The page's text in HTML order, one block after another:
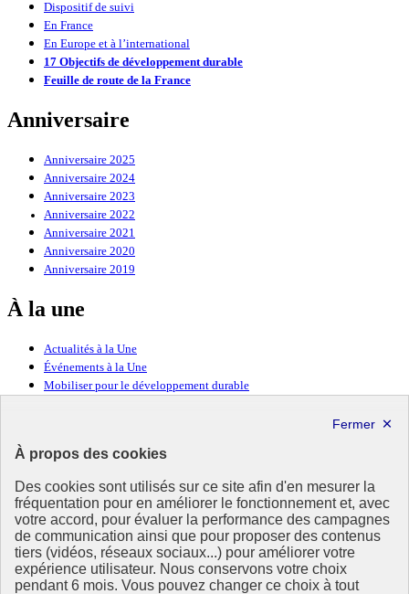
À propos des cookies
Des cookies sont utilisés sur ce site afin d'en mesurer la
fréquentation pour en améliorer le fonctionnement et, avec
votre accord, pour évaluer la performance des campagnes
de communication ainsi que pour proposer des contenus
tiers (vidéos, réseaux sociaux...) pour améliorer votre
expérience utilisateur. Nous conservons votre choix
pendant 6 mois. Vous pouvez changer ce choix à tout
Dispositif de suivi
En France
En Europe et à l’international
17 Objectifs de développement durable
Feuille de route de la France
Anniversaire
Anniversaire 2025
Anniversaire 2024
Anniversaire 2023
Anniversaire 2022
Anniversaire 2021
Anniversaire 2020
Anniversaire 2019
À la une
Actualités à la Une
Événements à la Une
Mobiliser pour le développement durable
Ressources
Ressources
La Méth’ODD
Gouvernement
Ce site propose l’information de référence concernant l’Agenda